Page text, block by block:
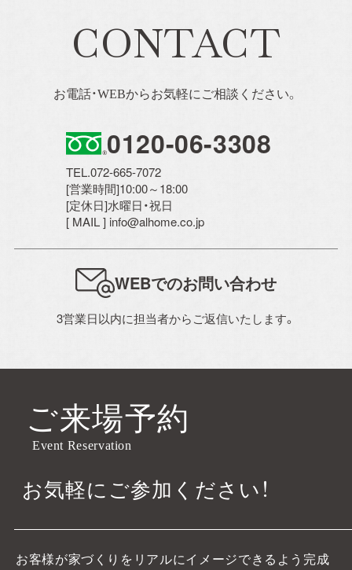
CONTACT
お電話・WEBからお気軽にご相談ください。
0120-06-3308
TEL.072-665-7072
[営業時間]10:00～18:00
[定休日]水曜日・祝日
[ MAIL ] info@alhome.co.jp
WEBでのお問い合わせ
3営業日以内に担当者からご返信いたします。
ご来場予約
Event Reservation
お気軽にご参加ください！
お客様が家づくりをリアルにイメージできるよう完成